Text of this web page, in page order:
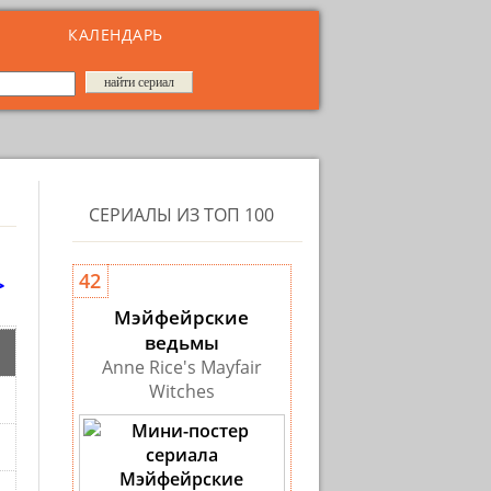
КАЛЕНДАРЬ
СЕРИАЛЫ ИЗ ТОП 100
42
Мэйфейрские
ведьмы
Anne Rice's Mayfair
Witches